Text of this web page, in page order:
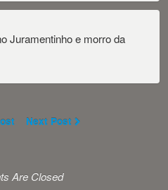
Juramentinho e morro da
Next Post
Are Closed